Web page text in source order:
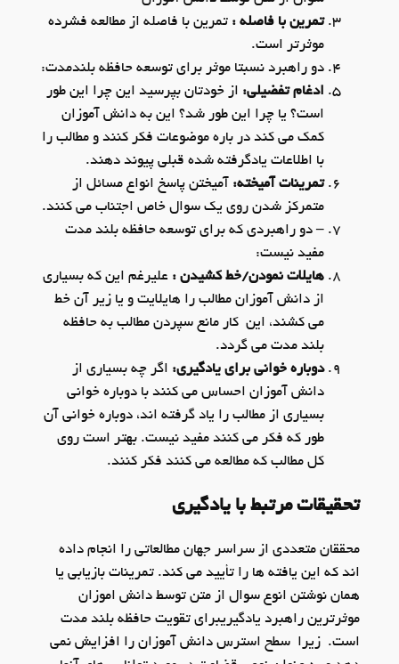
تمرین با فاصله : تمرین با فاصله از مطالعه فشرده
موثرتر است.
دو راهبرد نسبتا موثر برای توسعه حافظه بلندمدت:
ادغام تفضیلی: از خودتان بپرسید این چرا این طور
است؟ یا چرا این طور شد؟ این به دانش آموزان
کمک می کند در باره موضوعات فکر کنند و مطالب را
با اطلاعات یادگرفته شده قبلی پیوند دهند.
تمرینات آمیخته: آمیختن پاسخ انواع مسائل از
متمرکز شدن روی یک سوال خاص اجتناب می کنند.
– دو راهبردی که برای توسعه حافظه بلند مدت
مفید نیست:
هایلات نمودن/خط کشیدن : علیرغم این که بسیاری
از دانش آموزان مطالب را هایلایت و یا زیر آن خط
می کشند، این کار مانع سپردن مطالب به حافظه
بلند مدت می گردد.
دوباره خوانی برای یادگیری: اگر چه بسیاری از
دانش آموزان احساس می کنند با دوباره خوانی
بسیاری از مطالب را یاد گرفته اند، دوباره خوانی آن
طور که فکر می کنند مفید نیست. بهتر است روی
کل مطالب که مطالعه می کنند فکر کنند.
تحقیقات مرتبط با یادگیری
محققان متعددی از سراسر جهان مطالعاتی را انجام داده
اند که این یافته ها را تأیید می کند. تمرینات بازیابی یا
همان نوشتن انوع سوال از متن توسط دانش اموزان
موثرترین راهبرد یادگیریبرای تقویت حافظه بلند مدت
است. زیرا سطح استرس دانش آموزان را افزایش نمی